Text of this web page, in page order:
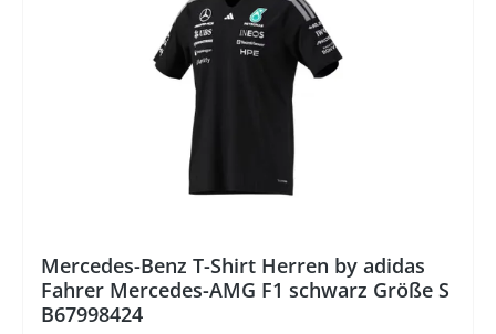
Mercedes-Benz T-Shirt Herren by adidas
Fahrer Mercedes-AMG F1 schwarz Größe S
B67998424